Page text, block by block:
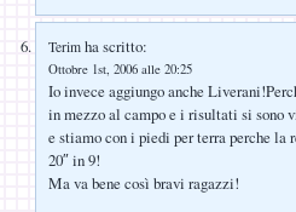
Terim ha scritto:
Ottobre 1st, 2006 alle 20:25
Io invece aggiungo anche
in mezzo al campo e i risultati si sono
e stiamo con i piedi per terra perche la
20″ in 9!
Ma va bene così bravi ragazzi!